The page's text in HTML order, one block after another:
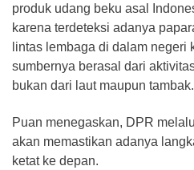
produk udang beku asal
karena terdeteksi adanya
lintas lembaga di dalam negeri
sumbernya berasal dari
bukan dari laut maupun tambak.
Puan menegaskan, DPR
akan memastikan adanya
ketat ke depan.